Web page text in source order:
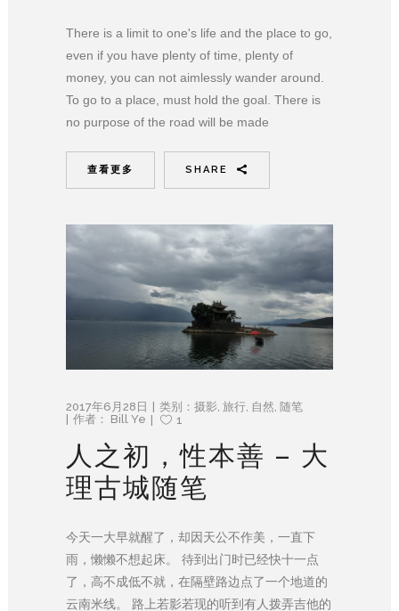
There is a limit to one's life and the place to go,
even if you have plenty of time, plenty of
money, you can not aimlessly wander around.
To go to a place, must hold the goal. There is
no purpose of the road will be made
查看更多 SHARE
2017年6月28日 类别： 摄影, 旅行, 自然, 随笔
作者： Bill Ye 1
人之初，性本善 – 大
理古城随笔
今天一大早就醒了，却因天公不作美，一直下
雨，懒懒不想起床。 待到出门时已经快十一点
了，高不成低不就，在隔壁路边点了一个地道的
云南米线。 路上若影若现的听到有人拨弄吉他的